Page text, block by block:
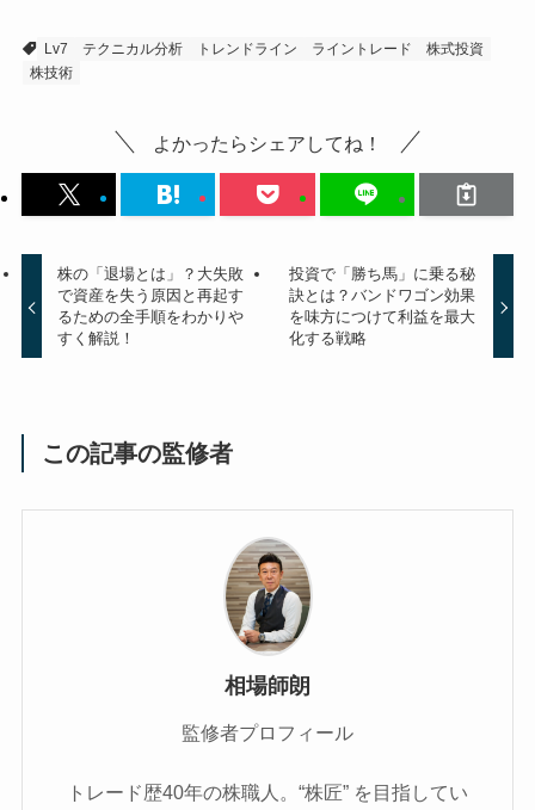
Lv7 テクニカル分析 トレンドライン ライントレード
株式投資
株技術
よかったらシェアしてね！
株の「退場とは」？大失敗
で資産を失う原因と再起す
るための全手順をわかりや
すく解説！
投資で「勝ち馬」に乗る秘
訣とは？バンドワゴン効果
を味方につけて利益を最大
化する戦略
この記事の監修者
相場師朗
監修者プロフィール
トレード歴40年の株職人。“株匠” を目指してい